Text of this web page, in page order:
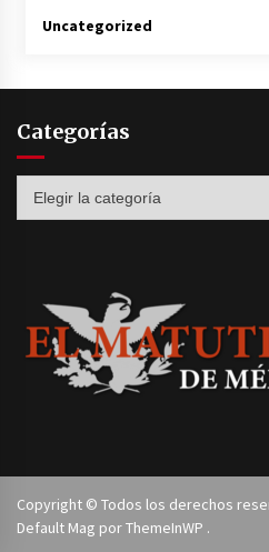
Uncategorized
Categorías
Copyright © Todos los derechos
Default Mag porThemeInWP .